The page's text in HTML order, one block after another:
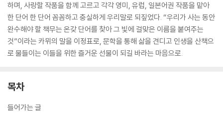
하며, 사랑할 작품을 함께 고르고 각각 영미, 유럽, 일본어권 작품을 맡아
한 단어 한 단어 꼼꼼하고 충실하게 우리말로 되짚었다. “우리가 사는 동안
완수해야 할 책무는 온갖 단어를 찾아 그 빛에 걸맞은 이름을 붙여주는
것”이라는 카뮈의 말을 이정표로, 문학을 통해 삶을 견디고 인생을 산책으
로 물들이는 이들을 위한 즐거운 선물이 되길 바라는 마음으로.
목차
들어가는 글